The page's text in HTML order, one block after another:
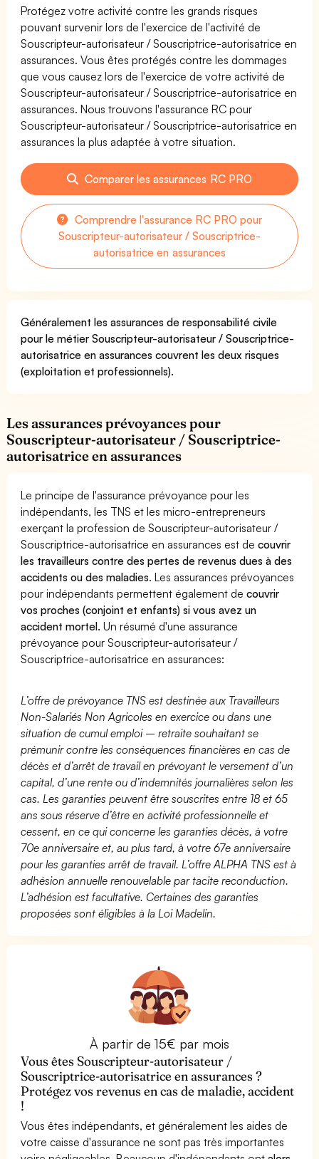
Protégez votre activité contre les grands risques
pouvant survenir lors de l'exercice de l'activité de
Souscripteur-autorisateur / Souscriptrice-autorisatrice en
assurances. Vous êtes protégés contre les dommages
que vous causez lors de l'exercice de votre activité de
Souscripteur-autorisateur / Souscriptrice-autorisatrice en
assurances. Nous trouvons l'assurance RC pour
Souscripteur-autorisateur / Souscriptrice-autorisatrice en
assurances la plus adaptée à votre situation.
Comparer les assurances RC PRO
Comprendre l'assurance RC PRO pour
Souscripteur-autorisateur / Souscriptrice-
autorisatrice en assurances
Généralement les assurances de responsabilité civile
pour le métier Souscripteur-autorisateur / Souscriptrice-
autorisatrice en assurances couvrent les deux risques
(exploitation et professionnels).
Les assurances prévoyances pour
Souscripteur-autorisateur / Souscriptrice-
autorisatrice en assurances
Le principe de l'assurance prévoyance pour les
indépendants, les TNS et les micro-entrepreneurs
exerçant la profession de Souscripteur-autorisateur /
Souscriptrice-autorisatrice en assurances est decouvrir
les travailleurs contre des pertes de revenus dues à des
accidents ou des maladies. Les assurances prévoyances
pour indépendants permettent également decouvrir
vos proches (conjoint et enfants) si vous avez un
accident mortel. Un résumé d'une assurance
prévoyance pour Souscripteur-autorisateur /
Souscriptrice-autorisatrice en assurances:
L’offre de prévoyance TNS est destinée aux Travailleurs
Non-Salariés Non Agricoles en exercice ou dans une
situation de cumul emploi – retraite souhaitant se
prémunir contre les conséquences financières en cas de
décès et d’arrêt de travail en prévoyant le versement d’un
capital, d’une rente ou d’indemnités journalières selon les
cas. Les garanties peuvent être souscrites entre 18 et 65
ans sous réserve d’être en activité professionnelle et
cessent, en ce qui concerne les garanties décès, à votre
70e anniversaire et, au plus tard, à votre 67e anniversaire
pour les garanties arrêt de travail. L’offre ALPHA TNS est à
adhésion annuelle renouvelable par tacite reconduction.
L’adhésion est facultative. Certaines des garanties
proposées sont éligibles à la Loi Madelin.
À partir de 15€ par mois
Vous êtes Souscripteur-autorisateur /
Souscriptrice-autorisatrice en assurances ?
Protégez vos revenus en cas de maladie, accident
!
Vous êtes indépendants, et généralement les aides de
votre caisse d'assurance ne sont pas très importantes